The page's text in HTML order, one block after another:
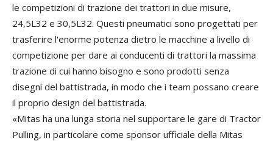
le competizioni di trazione dei trattori in due misure,
24,5L32 e 30,5L32. Questi pneumatici sono progettati per
trasferire l'enorme potenza dietro le macchine a livello di
competizione per dare ai conducenti di trattori la massima
trazione di cui hanno bisogno e sono prodotti senza
disegni del battistrada, in modo che i team possano creare
il proprio design del battistrada.
«Mitas ha una lunga storia nel supportare le gare di Tractor
Pulling, in particolare come sponsor ufficiale della Mitas